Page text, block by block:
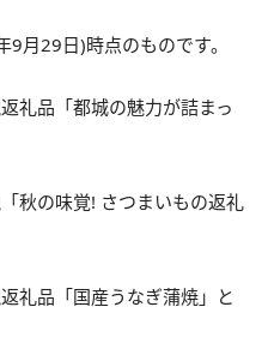
月29日)時点のものです。
礼品「都城の魅力が詰まっ
秋の味覚! さつまいもの返礼
礼品「国産うなぎ蒲焼」と